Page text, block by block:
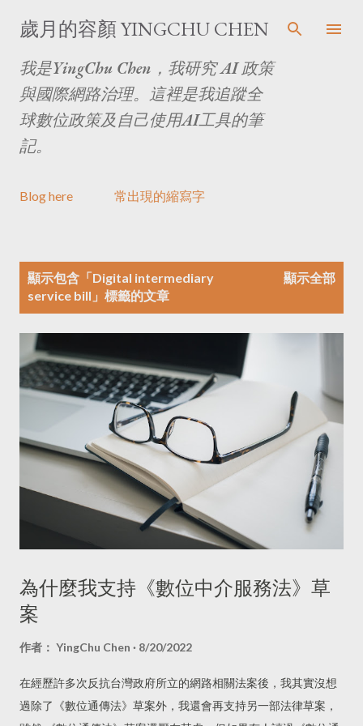
跳至主要內容
歲月的容顏 YINGCHU CHEN
我是YingChu Chen，我研究 AI 政策
與國際網路治理。這裡是我追蹤全
球數位政策及自己使用AI工具的筆
記。
Blog here 常出現的縮寫字
顯示包含「Digital intermediary
service bill 」標籤的文章
顯示全部
為什麼我支持《數位中介服務法》草
案
作者： YingChu Chen 8/20/2022
在經歷許多次反抗台灣政府所立的網路相關法案後，我其實沒想
過除了《數位通傳法》草案外，我還會再支持另一部法律草案，